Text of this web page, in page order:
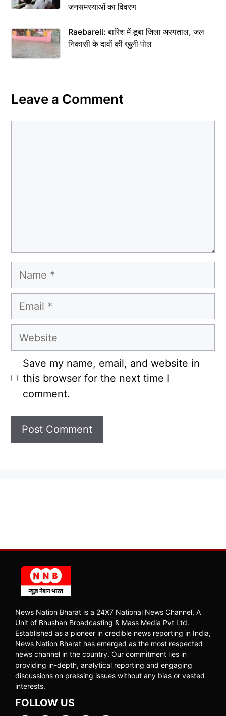
जनसमस्याओं का विवरण
Raebareli: बारिश में डूबा जिला अस्पताल, जल
निकासी के दावों की खुली पोल
Leave a Comment
Name
Email
Website
Save my name, email, and website in
this browser for the next time I
comment.
News Nation Bharat is a 24X7 National News Channel, A
Unit of Bhushan Broadcasting & Mass Media Pvt Ltd.
Established as a pioneer in credible news reporting in India,
News Nation Bharat has emerged as the most respected
news channel in the country. Our commitment lies in
providing in-depth, analytical reporting and engaging
discussions on pressing issues without any bias or vested
interests.
FOLLOW US